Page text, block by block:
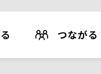
つながる